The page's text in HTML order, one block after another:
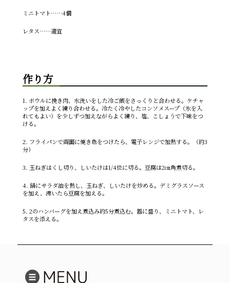
ミニトマト……4個
レタス……適宜
作り方
1. ボウルに挽き肉、水洗いをした冷ご飯をさっくりと合わせる。ケチャ
ップを加えよく練り合わせる。冷たく冷やしたコンソメスープ（氷を入
れてもよい）を少しずつ加えながらよく練り、塩、こしょうで下味をつ
ける。
2. フライパンで両面に焼き色をつけたら、電子レンジで加熱する。（約3
分）
3. 玉ねぎはくし切り、しいたけは1/4位に切る。豆腐は2㎝角煮切る。
4. 鍋にサラダ油を熱し、玉ねぎ、しいたけを炒める。デミグラスソース
を加え、沸いたら豆腐を加える。
5. 2のハンバーグを加え煮込み約5分煮込む。器に盛り、ミニトマト、レ
タスを添える。